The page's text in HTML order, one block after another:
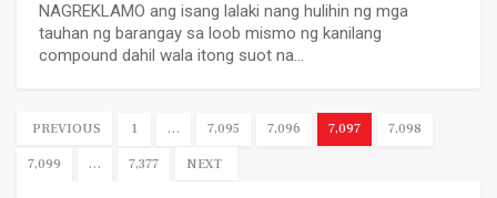
NAGREKLAMO ang isang lalaki nang hulihin ng mga
tauhan ng barangay sa loob mismo ng kanilang
compound dahil wala itong suot na…
PREVIOUS 1 … 7,095 7,096 7,097 7,098
7,099 … 7,377 NEXT